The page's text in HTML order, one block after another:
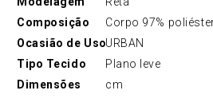
Composição
Corpo 97%
Ocasião de UsoURBAN
Tipo Tecido
Plano leve
Dimensões
cm